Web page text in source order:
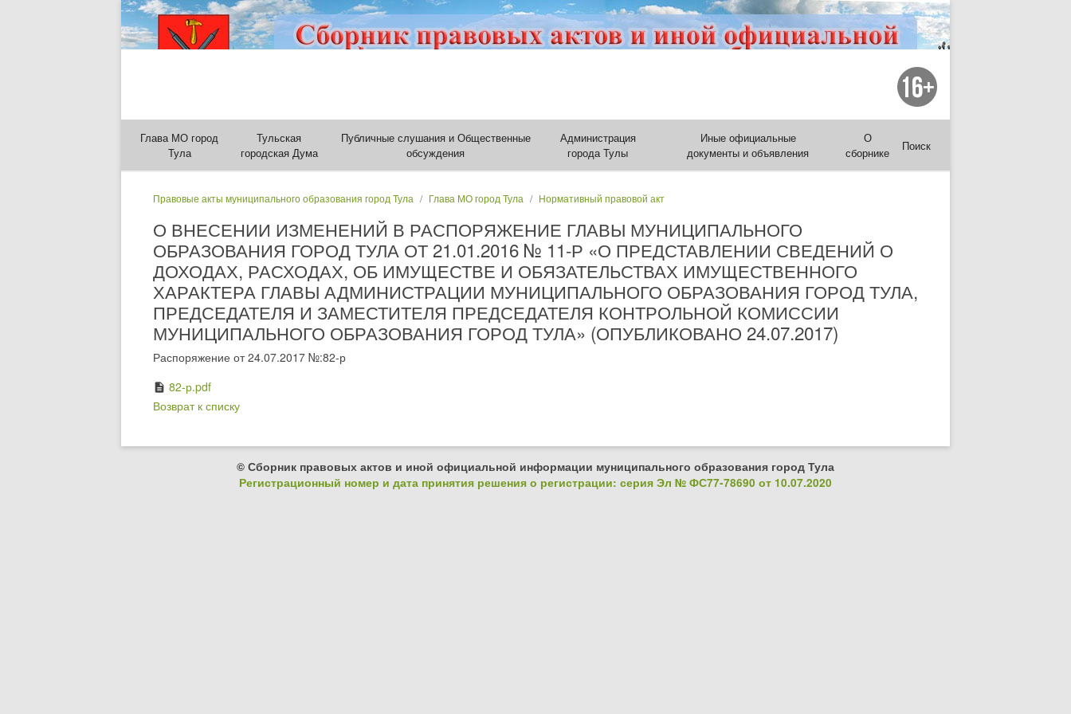
Глава МО город
Тула
Тульская
городская Дума
Публичные слушания и Общественные
обсуждения
Администрация
города Тулы
Иные официальные
документы и объявления
О
сборнике
Поиск
Правовые акты муниципального образования город Тула Глава МО город Тула Нормативный правовой акт
О ВНЕСЕНИИ ИЗМЕНЕНИЙ В РАСПОРЯЖЕНИЕ ГЛАВЫ МУНИЦИПАЛЬНОГО
ОБРАЗОВАНИЯ ГОРОД ТУЛА ОТ 21.01.2016 № 11-Р «О ПРЕДСТАВЛЕНИИ СВЕДЕНИЙ О
ДОХОДАХ, РАСХОДАХ, ОБ ИМУЩЕСТВЕ И ОБЯЗАТЕЛЬСТВАХ ИМУЩЕСТВЕННОГО
ХАРАКТЕРА ГЛАВЫ АДМИНИСТРАЦИИ МУНИЦИПАЛЬНОГО ОБРАЗОВАНИЯ ГОРОД ТУЛА,
ПРЕДСЕДАТЕЛЯ И ЗАМЕСТИТЕЛЯ ПРЕДСЕДАТЕЛЯ КОНТРОЛЬНОЙ КОМИССИИ
МУНИЦИПАЛЬНОГО ОБРАЗОВАНИЯ ГОРОД ТУЛА» (ОПУБЛИКОВАНО 24.07.2017)
Распоряжение от 24.07.2017 №:82-р
description 82-р.pdf
Возврат к списку
© Сборник правовых актов и иной официальной информации муниципального образования город Тула
Регистрационный номер и дата принятия решения о регистрации: серия Эл № ФС77-78690 от 10.07.2020